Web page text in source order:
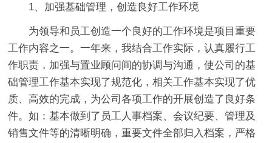
1、加强基础管理，创造良好工作环境
为领导和员工创造一个良好的工作环境是项目重要
工作内容之一。一年来，我结合工作实际，认真履行工
作职责，加强与置业顾问间的协调与沟通，使公司的基
础管理工作基本实现了规范化，相关工作基本实现了优
质、高效的完成，为公司各项工作的开展创造了良好条
件。如：基本做到了员工人事档案、会议纪要、管理及
销售文件等的清晰明确，重要文件全部归入档案，严格